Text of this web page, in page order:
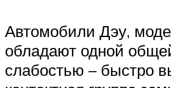
Автомобили Дэу,
обладают одной
слабостью – быстро